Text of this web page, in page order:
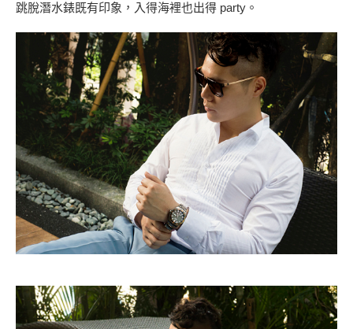
跳脫潛水錶既有印象，入得海裡也出得 party。